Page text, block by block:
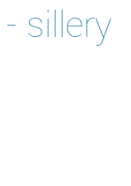
sillery